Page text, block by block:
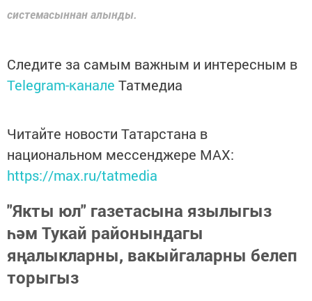
системасыннан алынды.
Следите за самым важным и интересным в
Telegram-канале Татмедиа
Читайте новости Татарстана в
национальном мессенджере MАХ:
https://max.ru/tatmedia
"Якты юл" газетасына язылыгыз
һәм Тукай районындагы
яңалыкларны, вакыйгаларны белеп
торыгыз